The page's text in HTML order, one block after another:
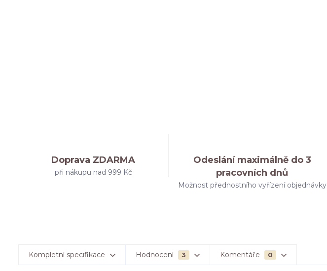
Doprava ZDARMA
při nákupu nad 999 Kč
Odeslání maximálně do 3
pracovních dnů
Možnost přednostního vyřízení objednávky
Kompletní specifikace Hodnocení 3 Komentáře 0